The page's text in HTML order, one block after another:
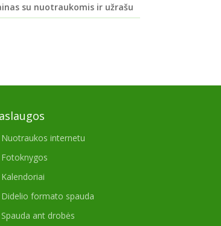
su nuotraukomis ir užrašu
Nuotraukos internetu
Fotoknygos
Kalendoriai
Didelio formato spauda
Spauda ant drobės